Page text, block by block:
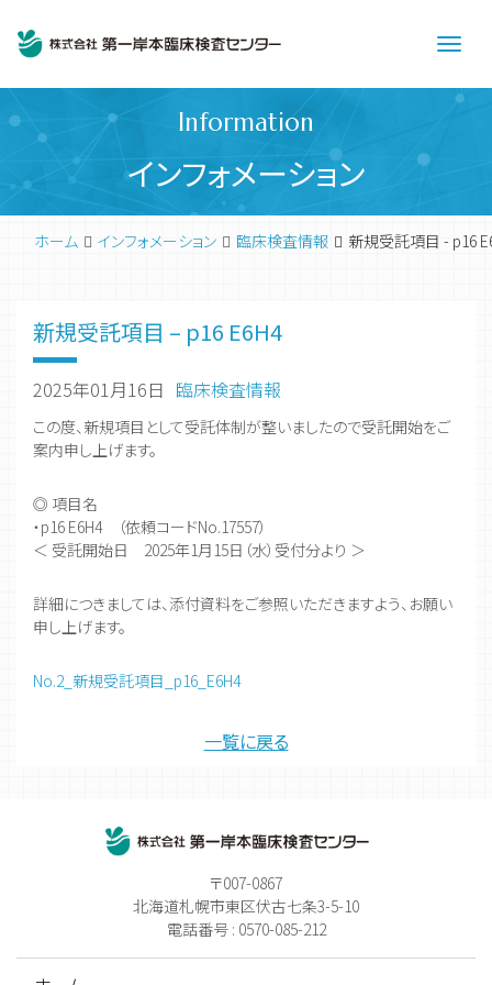
Information
インフォメーション
ホーム インフォメーション 臨床検査情報 新規受託項目 - p16
新規受託項目 – p16 E6H4
2025年01月16日 臨床検査情報
この度、新規項目として受託体制が整いましたので受託開始をご
案内申し上げます。
◎ 項目名
・p16 E6H4 （依頼コードNo.17557）
＜ 受託開始日 2025年1月15日（水）受付分より ＞
詳細につきましては、添付資料をご参照いただきますよう、お願い
申し上げます。
No.2_新規受託項目_p16_E6H4
一覧に戻る
〒007-0867
北海道札幌市東区伏古七条3-5-10
電話番号 : 0570-085-212